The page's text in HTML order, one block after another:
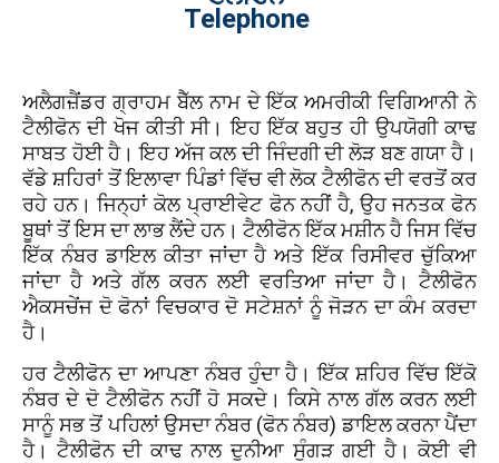
Telephone
ਅਲੈਗਜ਼ੈਂਡਰ ਗ੍ਰਾਹਮ ਬੈੱਲ ਨਾਮ ਦੇ ਇੱਕ ਅਮਰੀਕੀ ਵਿਗਿਆਨੀ ਨੇ
ਟੈਲੀਫੋਨ ਦੀ ਖੋਜ ਕੀਤੀ ਸੀ। ਇਹ ਇੱਕ ਬਹੁਤ ਹੀ ਉਪਯੋਗੀ ਕਾਢ
ਸਾਬਤ ਹੋਈ ਹੈ। ਇਹ ਅੱਜ ਕਲ ਦੀ ਜਿੰਦਗੀ ਦੀ ਲੋੜ ਬਣ ਗਯਾ ਹੈ।
ਵੱਡੇ ਸ਼ਹਿਰਾਂ ਤੋਂ ਇਲਾਵਾ ਪਿੰਡਾਂ ਵਿੱਚ ਵੀ ਲੋਕ ਟੈਲੀਫੋਨ ਦੀ ਵਰਤੋਂ ਕਰ
ਰਹੇ ਹਨ। ਜਿਨ੍ਹਾਂ ਕੋਲ ਪ੍ਰਾਈਵੇਟ ਫੋਨ ਨਹੀਂ ਹੈ, ਉਹ ਜਨਤਕ ਫੋਨ
ਬੂਥਾਂ ਤੋਂ ਇਸ ਦਾ ਲਾਭ ਲੈਂਦੇ ਹਨ। ਟੈਲੀਫੋਨ ਇੱਕ ਮਸ਼ੀਨ ਹੈ ਜਿਸ ਵਿੱਚ
ਇੱਕ ਨੰਬਰ ਡਾਇਲ ਕੀਤਾ ਜਾਂਦਾ ਹੈ ਅਤੇ ਇੱਕ ਰਿਸੀਵਰ ਚੁੱਕਿਆ
ਜਾਂਦਾ ਹੈ ਅਤੇ ਗੱਲ ਕਰਨ ਲਈ ਵਰਤਿਆ ਜਾਂਦਾ ਹੈ। ਟੈਲੀਫੋਨ
ਐਕਸਚੇਂਜ ਦੋ ਫੋਨਾਂ ਵਿਚਕਾਰ ਦੋ ਸਟੇਸ਼ਨਾਂ ਨੂੰ ਜੋੜਨ ਦਾ ਕੰਮ ਕਰਦਾ
ਹੈ।
ਹਰ ਟੈਲੀਫੋਨ ਦਾ ਆਪਣਾ ਨੰਬਰ ਹੁੰਦਾ ਹੈ। ਇੱਕ ਸ਼ਹਿਰ ਵਿੱਚ ਇੱਕੋ
ਨੰਬਰ ਦੇ ਦੋ ਟੈਲੀਫੋਨ ਨਹੀਂ ਹੋ ਸਕਦੇ। ਕਿਸੇ ਨਾਲ ਗੱਲ ਕਰਨ ਲਈ
ਸਾਨੂੰ ਸਭ ਤੋਂ ਪਹਿਲਾਂ ਉਸਦਾ ਨੰਬਰ (ਫੋਨ ਨੰਬਰ) ਡਾਇਲ ਕਰਨਾ ਪੈਂਦਾ
ਹੈ। ਟੈਲੀਫੋਨ ਦੀ ਕਾਢ ਨਾਲ ਦੁਨੀਆ ਸੁੰਗੜ ਗਈ ਹੈ। ਕੋਈ ਵੀ